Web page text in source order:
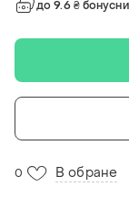
до 9.6 ₴
0 В обране